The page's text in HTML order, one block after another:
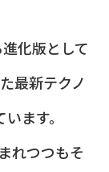
化版として
最新テクノ
ます。
れつつもそ